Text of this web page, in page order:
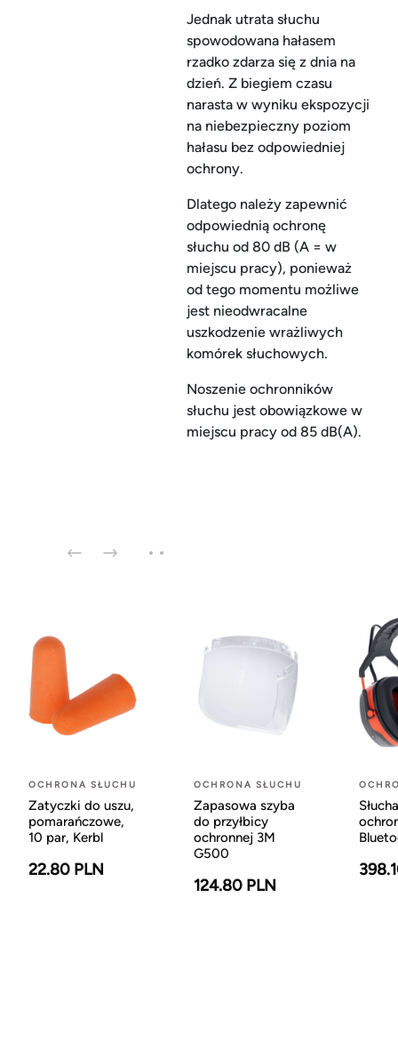
Jednak utrata słuchu
spowodowana hałasem
rzadko zdarza się z dnia na
dzień. Z biegiem czasu
narasta w wyniku ekspozycji
na niebezpieczny poziom
hałasu bez odpowiedniej
ochrony.
Dlatego należy zapewnić
odpowiednią ochronę
słuchu od 80 dB (A = w
miejscu pracy), ponieważ
od tego momentu możliwe
jest nieodwracalne
uszkodzenie wrażliwych
komórek słuchowych.
Noszenie ochronników
słuchu jest obowiązkowe w
miejscu pracy od 85 dB(A).
OCHRONA SŁUCHU
Zatyczki do uszu,
pomarańczowe,
10 par, Kerbl
22.80 PLN
OCHRONA SŁUCHU
Zapasowa szyba
do przyłbicy
ochronnej 3M
G500
124.80 PLN